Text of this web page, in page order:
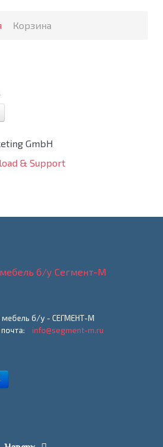
Корзина
GmbH
& Support
мебель б/у - СЕГМЕНТ-М
почта: info@segment-m.ru